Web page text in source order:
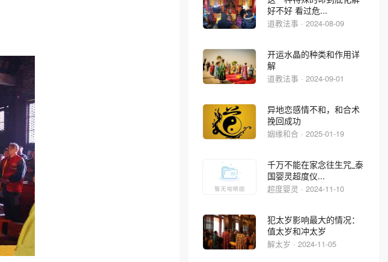
好不好 看过危...
道教法事 · 2024-08-09
开运水晶的种类和作用详
解
道教法事 · 2024-09-01
异地恋感情不和，和合术
挽回成功
姻缘和合 · 2025-01-19
千万不能在家念往生咒_泰
国婴灵超度仪...
超度婴灵 · 2024-11-10
犯太岁影响最大的情况：
值太岁和冲太岁
解太岁 · 2024-11-05